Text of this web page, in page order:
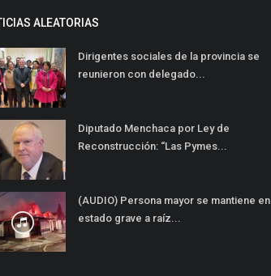
ALEATORIAS
Dirigentes sociales de la provincia se
reunieron con delegado...
Diputado Menchaca por Ley de
Reconstrucción: “Las Pymes...
(AUDIO) Persona mayor se mantiene en
estado grave a raíz...